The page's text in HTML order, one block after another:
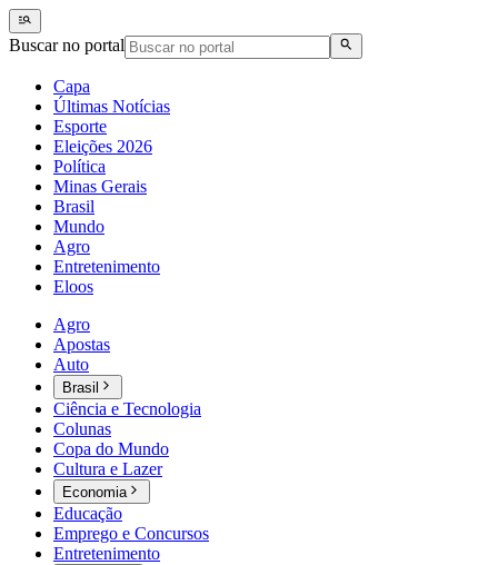
Buscar no portal
Capa
Últimas Notícias
Esporte
Eleições 2026
Política
Minas Gerais
Brasil
Mundo
Agro
Entretenimento
Eloos
Agro
Apostas
Auto
Brasil
Ciência e Tecnologia
Colunas
Copa do Mundo
Cultura e Lazer
Economia
Educação
Emprego e Concursos
Entretenimento